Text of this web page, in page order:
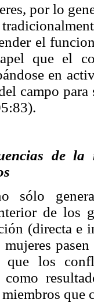
por lo
el
que el
en
campo
de
sólo
de los
(directa e
que los
como